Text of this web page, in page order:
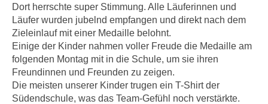
Dort herrschte super Stimmung. Alle Läuferinnen und
Läufer wurden jubelnd empfangen und direkt nach dem
Zieleinlauf mit einer Medaille belohnt.
Einige der Kinder nahmen voller Freude die Medaille am
folgenden Montag mit in die Schule, um sie ihren
Freundinnen und Freunden zu zeigen.
Die meisten unserer Kinder trugen ein T-Shirt der
Südendschule, was das Team-Gefühl noch verstärkte.